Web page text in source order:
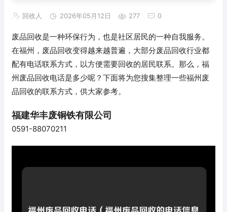
回收人 2026年05月12日 277 0
废品回收是一种环保行为，也是社区居民的一种自我服务。
在福州，废品回收变得越来越普遍，大部分废品回收行业都
配有电话联系方式，以方便需要回收的居民联系。那么，福
州废品回收电话是多少呢？下面将为您搜集整理一些福州废
品回收的联系方式，供大家参考。
福建华丰废铜铁有限公司
0591-88070211